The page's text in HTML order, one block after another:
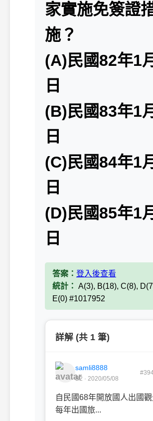
家實施免簽證
施？
(A)民國82年1
日
(B)民國83年1
日
(C)民國84年1
日
(D)民國85年1
日
答案： 登入後查看
統計： A(3), B(18), C(8),
E(0) #1017952
詳解 (共 1 筆)
samli8888
B2 · 2020/05/08
自民國68年開放國人出國觀
每年出國旅...